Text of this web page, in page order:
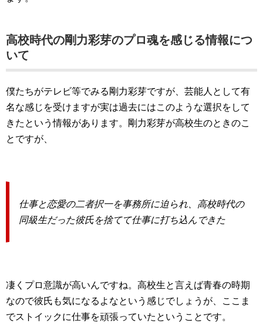
高校時代の剛力彩芽のプロ魂を感じる情報につ
いて
僕たちがテレビ等でみる剛力彩芽ですが、芸能人として有
名な感じを受けますが実は過去にはこのような選択をして
きたという情報があります。剛力彩芽が高校生のときのこ
とですが、
仕事と恋愛の二者択一を事務所に迫られ、高校時代の
同級生だった彼氏を捨てて仕事に打ち込んできた
凄くプロ意識が高いんですね。高校生と言えば青春の時期
なので彼氏も気になるよなという感じでしょうが、ここま
でストイックに仕事を頑張っていたということです。